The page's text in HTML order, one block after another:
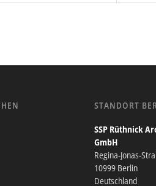
STANDORT
SSP Rüthnick
GmbH
Regina-Jonas-
10999 Berlin
Deutschland